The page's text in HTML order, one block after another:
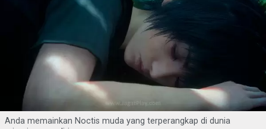
Anda memainkan Noctis muda yang terperangkap di dunia